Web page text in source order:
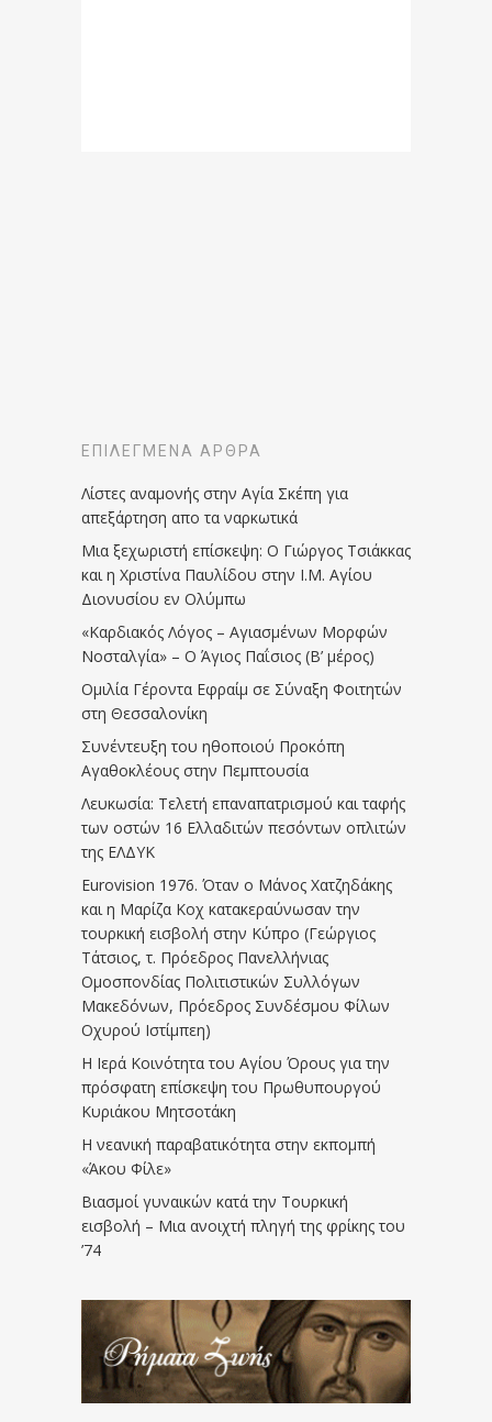
ΕΠΙΛΕΓΜΈΝΑ ΆΡΘΡΑ
Λίστες αναμονής στην Αγία Σκέπη για
απεξάρτηση απο τα ναρκωτικά
Μια ξεχωριστή επίσκεψη: Ο Γιώργος Τσιάκκας
και η Χριστίνα Παυλίδου στην Ι.Μ. Αγίου
Διονυσίου εν Ολύμπω
«Καρδιακός Λόγος – Αγιασμένων Μορφών
Νοσταλγία» – Ο Άγιος Παΐσιος (Β’ μέρος)
Ομιλία Γέροντα Εφραίμ σε Σύναξη Φοιτητών
στη Θεσσαλονίκη
Συνέντευξη του ηθοποιού Προκόπη
Αγαθοκλέους στην Πεμπτουσία
Λευκωσία: Τελετή επαναπατρισμού και ταφής
των οστών 16 Ελλαδιτών πεσόντων οπλιτών
της ΕΛΔΥΚ
Eurovision 1976. Όταν ο Μάνος Χατζηδάκης
και η Μαρίζα Κοχ κατακεραύνωσαν την
τουρκική εισβολή στην Κύπρο (Γεώργιος
Τάτσιος, τ. Πρόεδρος Πανελλήνιας
Ομοσπονδίας Πολιτιστικών Συλλόγων
Μακεδόνων, Πρόεδρος Συνδέσμου Φίλων
Οχυρού Ιστίμπεη)
Η Ιερά Κοινότητα του Αγίου Όρους για την
πρόσφατη επίσκεψη του Πρωθυπουργού
Κυριάκου Μητσοτάκη
Η νεανική παραβατικότητα στην εκπομπή
«Άκου Φίλε»
Βιασμοί γυναικών κατά την Τουρκική
εισβολή – Μια ανοιχτή πληγή της φρίκης του
’74